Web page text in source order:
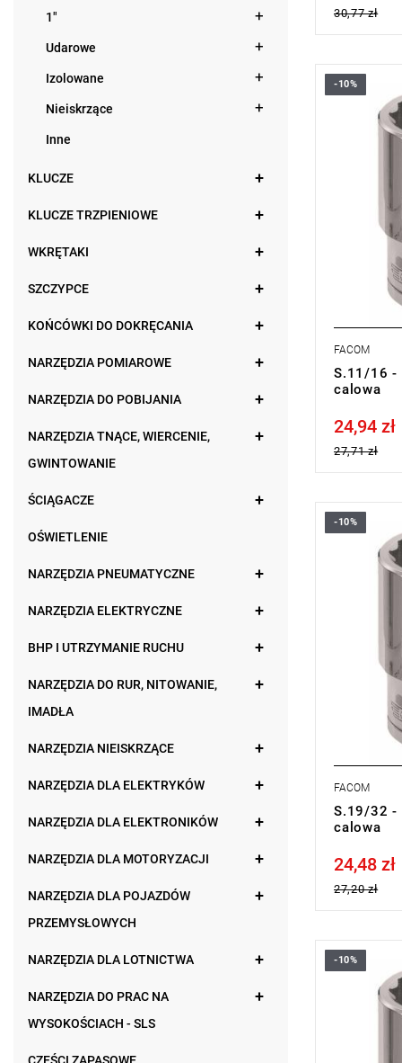
1"
Udarowe
Izolowane
Nieiskrzące
Inne
KLUCZE
KLUCZE TRZPIENIOWE
WKRĘTAKI
SZCZYPCE
KOŃCÓWKI DO DOKRĘCANIA
NARZĘDZIA POMIAROWE
NARZĘDZIA DO POBIJANIA
NARZĘDZIA TNĄCE, WIERCENIE,
GWINTOWANIE
ŚCIĄGACZE
OŚWIETLENIE
NARZĘDZIA PNEUMATYCZNE
NARZĘDZIA ELEKTRYCZNE
BHP I UTRZYMANIE RUCHU
NARZĘDZIA DO RUR, NITOWANIE,
IMADŁA
NARZĘDZIA NIEISKRZĄCE
NARZĘDZIA DLA ELEKTRYKÓW
NARZĘDZIA DLA ELEKTRONIKÓW
NARZĘDZIA DLA MOTORYZACJI
NARZĘDZIA DLA POJAZDÓW
PRZEMYSŁOWYCH
NARZĘDZIA DLA LOTNICTWA
NARZĘDZIA DO PRAC NA
WYSOKOŚCIACH - SLS
30,77 zł
• 11/16 "
• ⧠ 1/2”
• Profil
produktu
-10%
FACOM
S.11/16 -
calowa
Price tax
24,94 zł
27,71 zł
• 19/32 "
• ⧠ 1/2”
• Profil
produktu
-10%
FACOM
S.19/32 -
calowa
Price tax
24,48 zł
27,20 zł
• 7/16 "
• ⧠ 1/2”
• Profil
-10%